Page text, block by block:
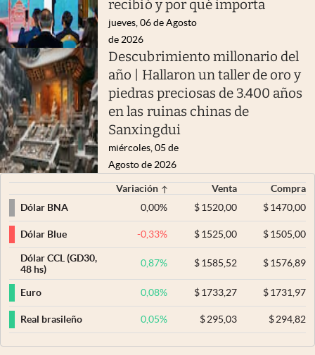
recibió y por qué importa
jueves, 06 de Agosto
de 2026
Descubrimiento millonario del
año | Hallaron un taller de oro y
piedras preciosas de 3.400 años
en las ruinas chinas de
Sanxingdui
miércoles, 05 de
Agosto de 2026
Variación Venta
Compra
Dólar BNA
0,00% $ 1520,00 $1470,00
Dólar Blue -0,33% $ 1525,00 $1505,00
Dólar CCL (GD30,
48 hs)
0,87% $ 1585,52 $1576,89
Euro 0,08% $ 1733,27 $1731,97
Real brasileño 0,05% $ 295,03 $294,82